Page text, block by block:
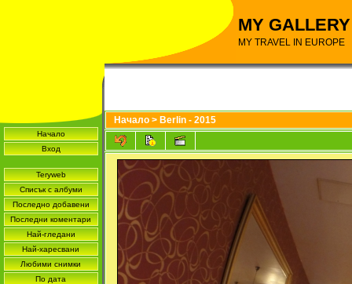
MY GALLERY
MY TRAVEL IN EUROPE
Начало
Вход
Teryweb
Списък с албуми
Последно добавени
Последни коментари
Най-гледани
Най-харесвани
Любими снимки
По дата
Начало > Berlin - 2015